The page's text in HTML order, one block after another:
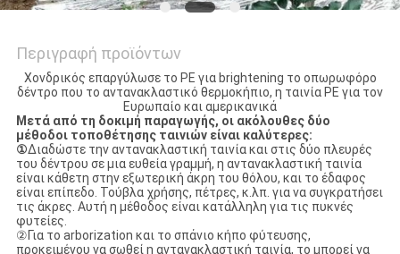
Περιγραφή προϊόντων
Χονδρικός επαργύλωσε το PE για brightening το οπωρωφόρο
δέντρο που το αντανακλαστικό θερμοκήπιο, η ταινία PE για τον
Ευρωπαίο και αμερικανικά
Μετά από τη δοκιμή παραγωγής, οι ακόλουθες δύο
μέθοδοι τοποθέτησης ταινιών είναι καλύτερες:
①Διαδώστε την αντανακλαστική ταινία και στις δύο πλευρές
του δέντρου σε μια ευθεία γραμμή, η αντανακλαστική ταινία
είναι κάθετη στην εξωτερική άκρη του θόλου, και το έδαφος
είναι επίπεδο. Τούβλα χρήσης, πέτρες, κ.λπ. για να συγκρατήσει
τις άκρες. Αυτή η μέθοδος είναι κατάλληλη για τις πυκνές
φυτείες.
②Για το arborization και το σπάνιο κήπο φύτευσης,
προκειμένου να σωθεί η αντανακλαστική ταινία, το μπορεί να